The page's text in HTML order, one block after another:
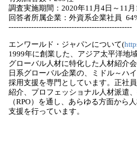
調査実施期間：2020年11月4日～11月
回答者所属企業：外資系企業社員
-------------------------------------------------
エンワールド・ジャパンについて(
1999年に創業した、アジア太平洋地
グローバル人材に特化した人材紹介
日系グローバル企業の、ミドル～ハ
採用支援を専門としています。正社
紹介、プロフェッショナル人材派遣
（RPO）を通し、あらゆる方面から
支援を行っています。